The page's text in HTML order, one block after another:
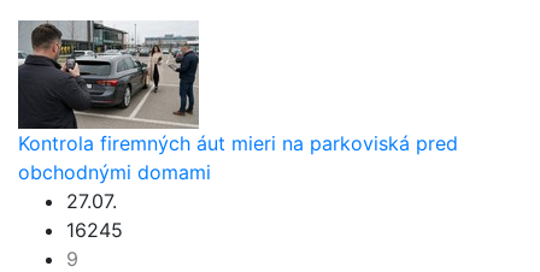
Kontrola firemných áut mieri na parkoviská pred
obchodnými domami
27.07.
16245
9